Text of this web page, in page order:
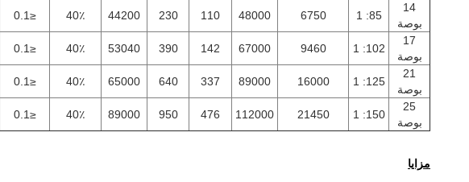
14
بوصة
85: 1
6750
48000
110
230
44200 40٪ ≤0.1
17
بوصة
102: 1
9460
67000
142
390
53040 40٪ ≤0.1
21
بوصة
125: 1
16000
89000
337
640
65000 40٪ ≤0.1
25
بوصة
150: 1
21450
112000
476
950
89000 40٪ ≤0.1
مزايا